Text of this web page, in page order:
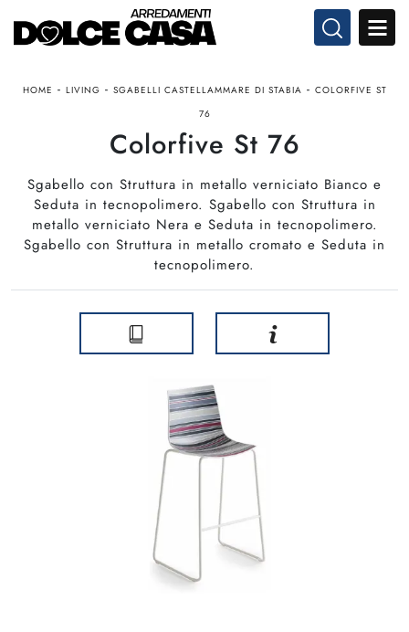
HOME - LIVING - SGABELLI CASTELLAMMARE DI STABIA - COLORFIVE ST
76
Colorfive St 76
Sgabello con Struttura in metallo verniciato Bianco e
Seduta in tecnopolimero. Sgabello con Struttura in
metallo verniciato Nera e Seduta in tecnopolimero.
Sgabello con Struttura in metallo cromato e Seduta in
tecnopolimero.